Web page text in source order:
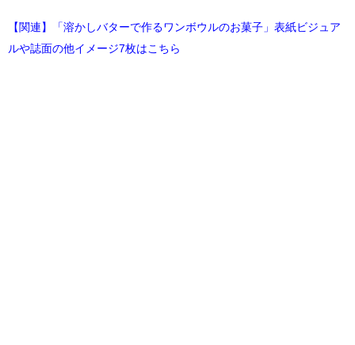
【関連】「溶かしバターで作るワンボウルのお菓子」表紙ビジュア
ルや誌面の他イメージ7枚はこちら